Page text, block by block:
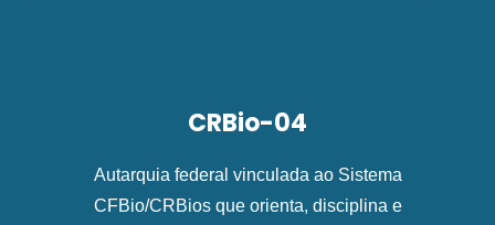
CRBio-04
Autarquia federal vinculada ao Sistema
CFBio/CRBios que orienta, disciplina e